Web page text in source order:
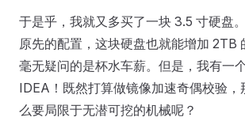
于是乎，我就又多买了一块 3.5 寸硬盘
原先的配置，这块硬盘也就能增加 2TB
毫无疑问的是杯水车薪。但是，我有一
IDEA！既然打算做镜像加速奇偶校验，
么要局限于无潜可挖的机械呢？